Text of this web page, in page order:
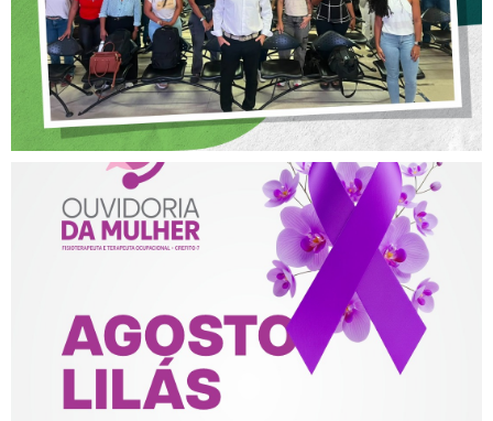
AGOSTO LILÁS – ACOLHER,
PROTEGER E COMBATER A
VIOLÊNCIA CONTRA A
MULHER